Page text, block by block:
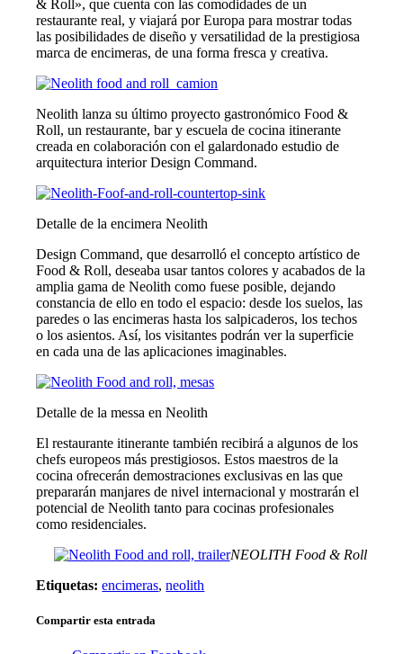
& Roll», que cuenta con las comodidades de un
restaurante real, y viajará por Europa para mostrar todas
las posibilidades de diseño y versatilidad de la prestigiosa
marca de encimeras, de una forma fresca y creativa.
Neolith lanza su último proyecto gastronómico Food &
Roll, un restaurante, bar y escuela de cocina itinerante
creada en colaboración con el galardonado estudio de
arquitectura interior Design Command.
Detalle de la encimera Neolith
Design Command, que desarrolló el concepto artístico de
Food & Roll, deseaba usar tantos colores y acabados de la
amplia gama de Neolith como fuese posible, dejando
constancia de ello en todo el espacio: desde los suelos, las
paredes o las encimeras hasta los salpicaderos, los techos
o los asientos. Así, los visitantes podrán ver la superficie
en cada una de las aplicaciones imaginables.
Detalle de la messa en Neolith
El restaurante itinerante también recibirá a algunos de los
chefs europeos más prestigiosos. Estos maestros de la
cocina ofrecerán demostraciones exclusivas en las que
prepararán manjares de nivel internacional y mostrarán el
potencial de Neolith tanto para cocinas profesionales
como residenciales.
NEOLITH Food & Roll
Etiquetas: encimeras,neolith
Compartir esta entrada